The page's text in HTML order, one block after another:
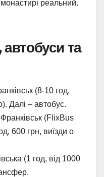
реальний.
автобуси та
(8-10 год,
Далі – автобус.
(FlixBus
600 грн, виїзди о
(1 год, від 1000